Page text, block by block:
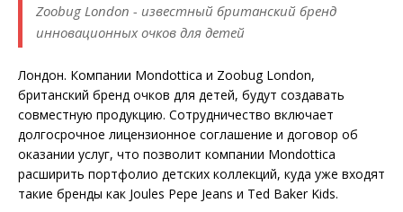
Zoobug London - известный британский бренд
инновационных очков для детей
Лондон. Компании Mondottica и Zoobug London,
британский бренд очков для детей, будут создавать
совместную продукцию. Сотрудничество включает
долгосрочное лицензионное соглашение и договор об
оказании услуг, что позволит компании Mondottica
расширить портфолио детских коллекций, куда уже входят
такие бренды как Joules Pepe Jeans и Ted Baker Kids.